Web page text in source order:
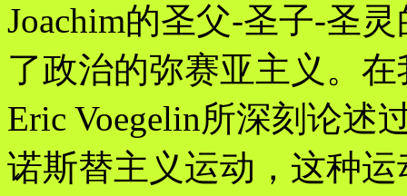
Joachim的圣父-圣子-圣
了政治的弥赛亚主义。
Eric Voegelin所深刻论述
诺斯替主义运动，这种